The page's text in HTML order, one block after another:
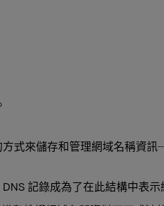
方式來儲存和管理網域名稱資
記錄成為了在此結構中表示